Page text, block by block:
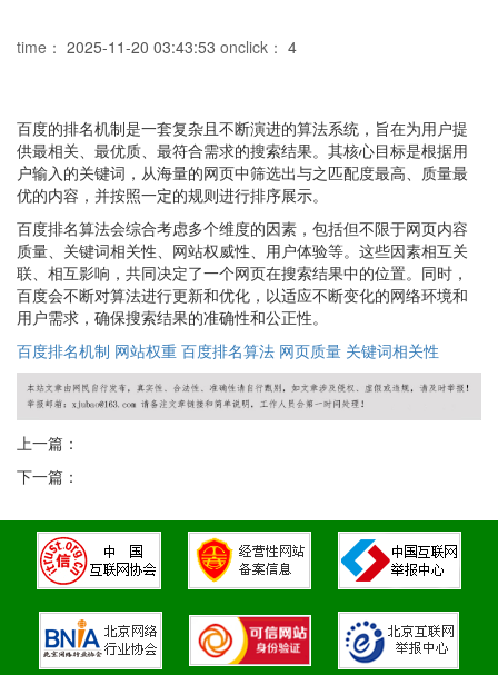
time： 2025-11-20 03:43:53 onclick： 4
百度的排名机制是一套复杂且不断演进的算法系统，旨在为用户提
供最相关、最优质、最符合需求的搜索结果。其核心目标是根据用
户输入的关键词，从海量的网页中筛选出与之匹配度最高、质量最
优的内容，并按照一定的规则进行排序展示。
百度排名算法会综合考虑多个维度的因素，包括但不限于网页内容
质量、关键词相关性、网站权威性、用户体验等。这些因素相互关
联、相互影响，共同决定了一个网页在搜索结果中的位置。同时，
百度会不断对算法进行更新和优化，以适应不断变化的网络环境和
用户需求，确保搜索结果的准确性和公正性。
百度排名机制 网站权重 百度排名算法 网页质量 关键词相关性
上一篇：
下一篇：